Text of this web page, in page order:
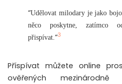
“Udělovat milodary je jako
něco poskytne, zatímco
přispívat. “3
Příspívat můžete online
ověřených mezinárodně